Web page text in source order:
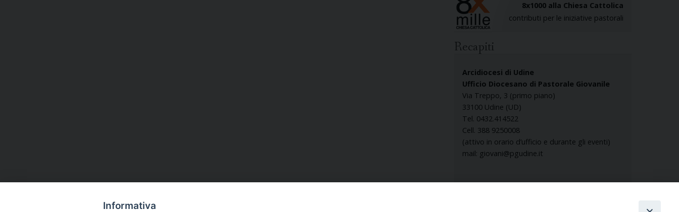
8x1000 alla Chiesa Cattolica
contributi per le iniziative pastorali
Recapiti
Arcidiocesi di Udine
Ufficio Diocesano di Pastorale Giovanile
Via Treppo, 3 (primo piano)
33100 Udine (UD)
Tel. 0432.414522
Cell. 388 9250008
(attivo in orario d’ufficio e durante gli eventi)
mail: giovani@pgudine.it
Informativa